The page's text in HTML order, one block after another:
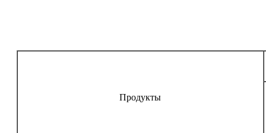
Продукты